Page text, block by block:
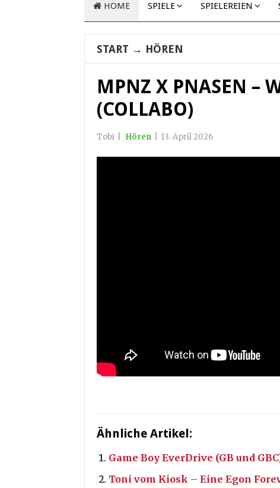
HOME SPIELE SPIELEREIEN
START → HÖREN
MPNZ X PNASEN –
(COLLABO)
Tobi Hören 13. April 2026
Ähnliche Artikel:
Game Boy EverDrive (GB und
Toni vom Kiosk – Eine Egon